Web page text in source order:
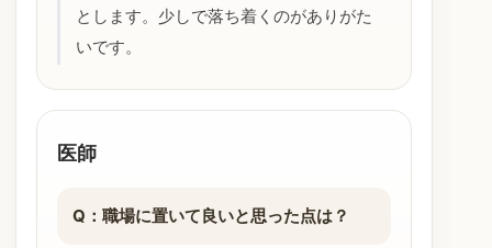
とします。少しで落ち着くのがありがた
いです。
医師
Q：職場に置いて良いと思った点は？